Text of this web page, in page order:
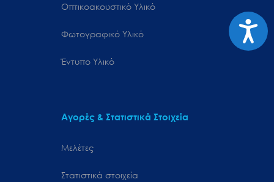
Οπτικοακουστικό Υλικό
Φωτογραφικό Υλικό
Έντυπο Υλικό
Αγορές & Στατιστικά Στοιχεία
Μελέτες
Στατιστικά στοιχεία